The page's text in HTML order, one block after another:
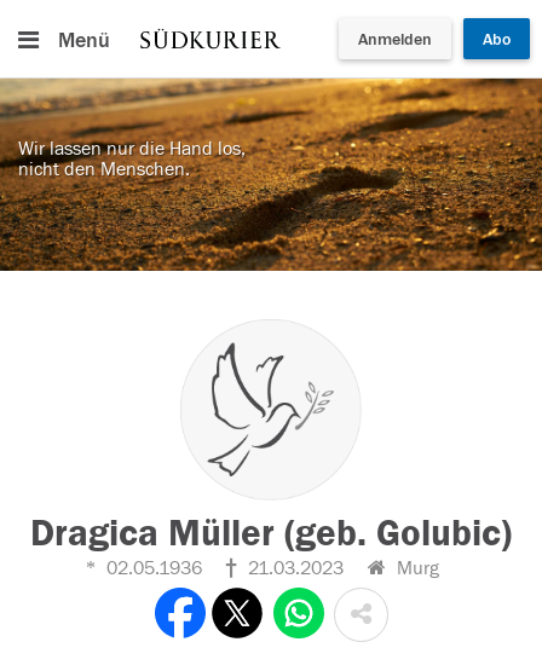
Menü Anmelden Abo
Wir lassen nur die Hand los,
nicht den Menschen.
Dragica Müller (geb. Golubic)
02.05.1936 21.03.2023 Murg